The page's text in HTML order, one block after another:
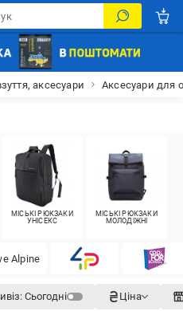
аксесуари Аксесуари для
МІСЬКІ РЮКЗАКИ
УНІСЕКС
МІСЬКІ РЮКЗАКИ
МОЛОДІЖНІ
Alpine
Сьогодні Ціна